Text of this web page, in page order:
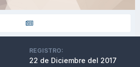
REGISTRO:
22 de Diciembre del 2017